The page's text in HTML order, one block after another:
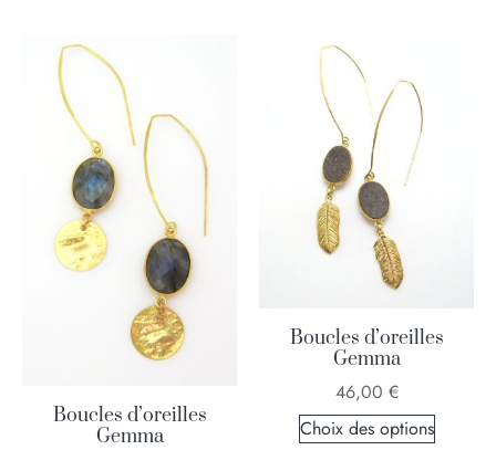
Boucles d’oreilles
Gemma
Boucles d’oreilles
Gemma
46,00 €
Choix des options